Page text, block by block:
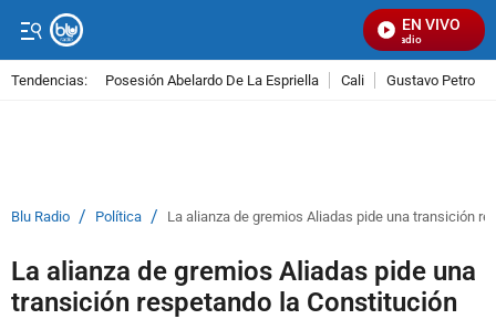
EN VIVO
Señal Visual Radio
Tendencias: Posesión Abelardo De La Espriella Cali Gustavo Petro
Blu Radio / Política / La alianza de gremios Aliadas pide una transición
La alianza de gremios Aliadas pide una
transición respetando la Constitución